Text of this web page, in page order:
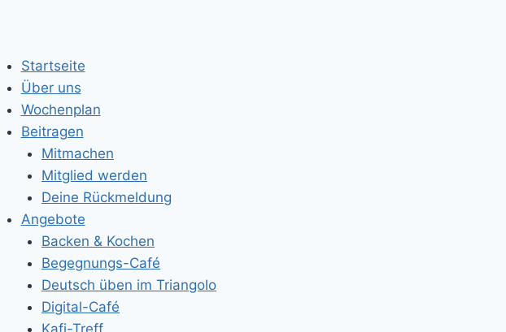
Startseite
Über uns
Wochenplan
Beitragen
Mitmachen
Mitglied werden
Deine Rückmeldung
Angebote
Backen & Kochen
Begegnungs-Café
Deutsch üben im Triangolo
Digital-Café
Kafi-Treff